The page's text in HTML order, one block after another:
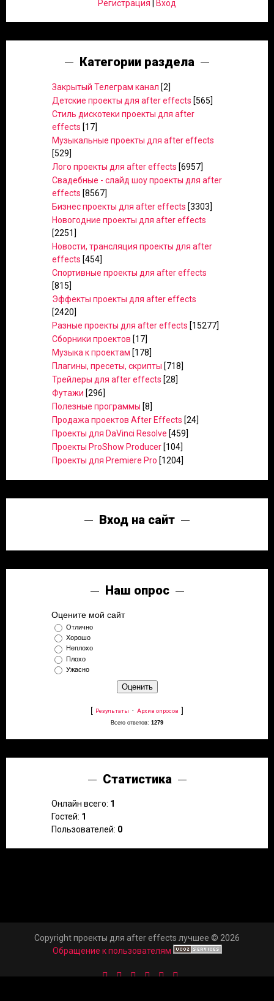
Регистрация
Вход
Категории раздела
Закрытый Телеграм канал [2]
Детские проекты для after effects [565]
Стиль дискотеки проекты для after
effects [17]
Музыкальные проекты для after effects
[529]
Лого проекты для after effects [6957]
Свадебные - слайд шоу проекты для after
effects [8567]
Бизнес проекты для after effects [3303]
Новогодние проекты для after effects
[2251]
Новости, трансляция проекты для after
effects [454]
Спортивные проекты для after effects
[815]
Эффекты проекты для after effects
[2420]
Разные проекты для after effects [15277]
Сборники проектов [17]
Музыка к проектам [178]
Плагины, пресеты, скрипты [718]
Трейлеры для after effects [28]
Футажи [296]
Полезные программы [8]
Продажа проектов After Effects [24]
Проекты для DaVinci Resolve [459]
Проекты ProShow Producer [104]
Проекты для Premiere Pro [1204]
Вход на сайт
Наш опрос
Оцените мой сайт
Отлично
Хорошо
Неплохо
Плохо
Ужасно
[ Результаты · Архив опросов ]
Всего ответов: 1279
Статистика
Онлайн всего: 1
Гостей: 1
Пользователей: 0
Copyright проекты для after effects лучшее © 2026
Обращение к пользователям